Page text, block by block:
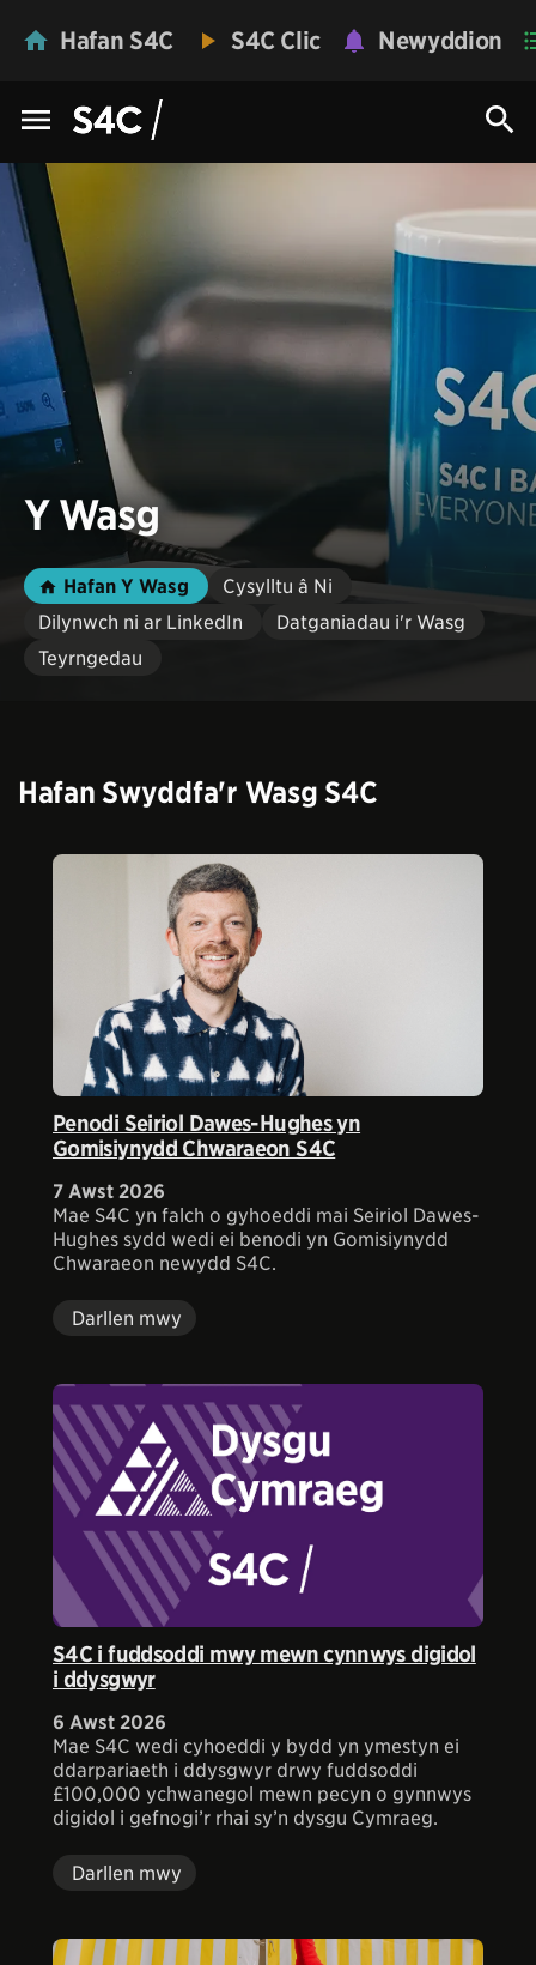
Hafan S4C S4C Clic Newyddion
Y Wasg
Hafan Y Wasg
Cysylltu â Ni
Dilynwch ni ar LinkedIn
Datganiadau i'r Wasg
Teyrngedau
Hafan Swyddfa'r Wasg S4C
Penodi Seiriol Dawes-Hughes yn
Gomisiynydd Chwaraeon S4C
7 Awst 2026
Mae S4C yn falch o gyhoeddi mai Seiriol Dawes-
Hughes sydd wedi ei benodi yn Gomisiynydd
Chwaraeon newydd S4C.
Darllen mwy
S4C i fuddsoddi mwy mewn cynnwys digidol
i ddysgwyr
6 Awst 2026
Mae S4C wedi cyhoeddi y bydd yn ymestyn ei
ddarpariaeth i ddysgwyr drwy fuddsoddi
£100,000 ychwanegol mewn pecyn o gynnwys
digidol i gefnogi’r rhai sy’n dysgu Cymraeg.
Darllen mwy